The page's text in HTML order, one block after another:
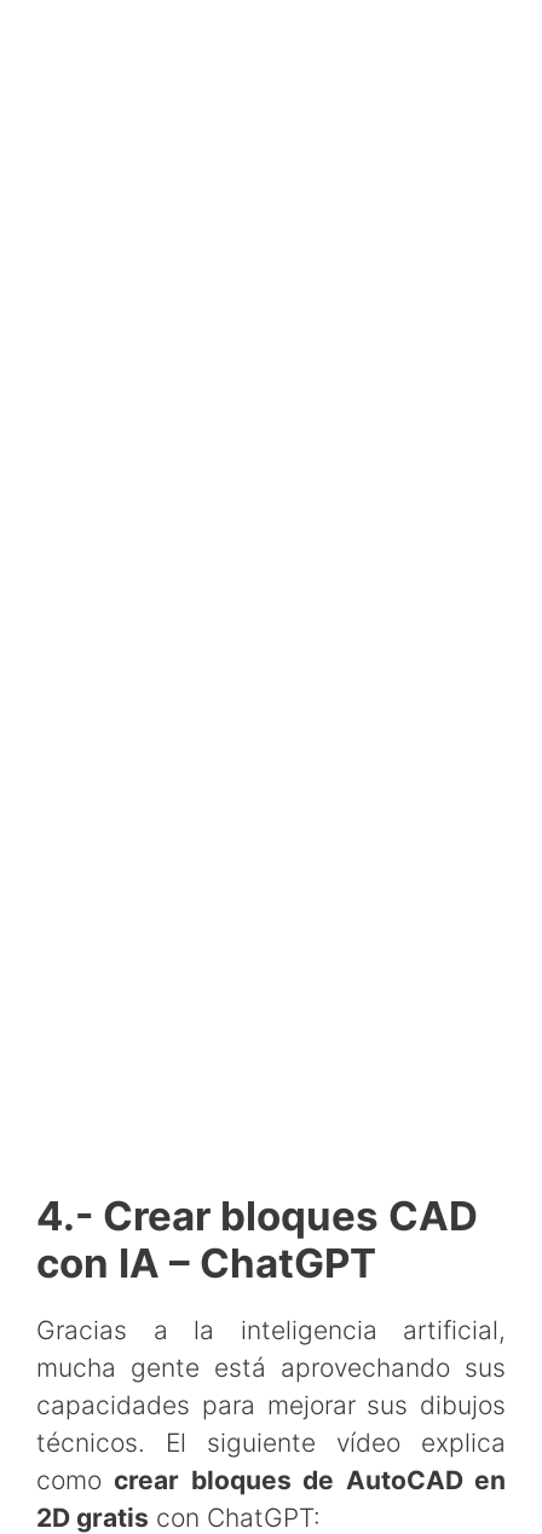
4.- Crear bloques CAD
con IA – ChatGPT
Gracias a la inteligencia artificial,
mucha gente está aprovechando sus
capacidades para mejorar sus dibujos
técnicos. El siguiente vídeo explica
comocrear bloques de AutoCAD en
2D gratis con ChatGPT: